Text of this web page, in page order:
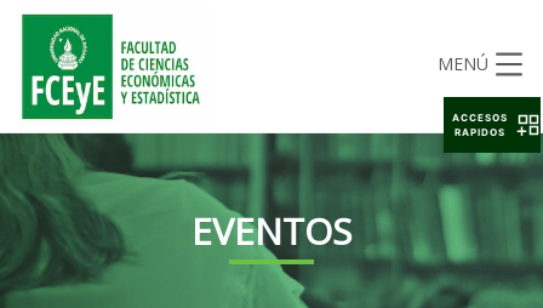
MENÚ
EVENTOS
ACCESOS
RAPIDOS